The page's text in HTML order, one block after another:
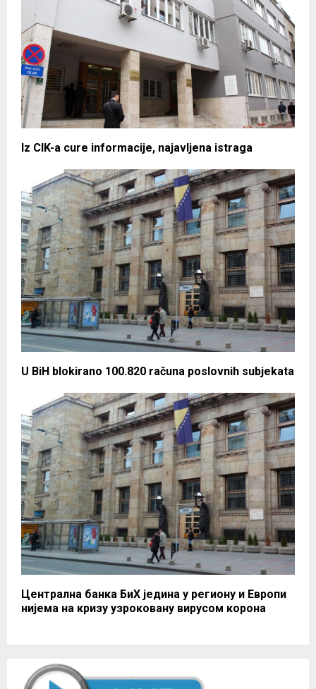
Iz CIK-a cure informacije, najavljena istraga
U BiH blokirano 100.820 računa poslovnih subjekata
Централна банка БиХ једина у региону и Европи
нијема на кризу узроковану вирусом корона